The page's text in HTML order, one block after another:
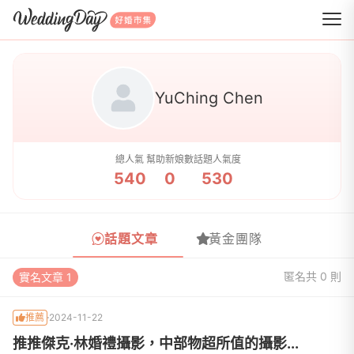
WeddingDay 好婚市集
YuChing Chen
總人氣
540
幫助新娘數
0
話題人氣度
530
話題文章 黃金團隊
實名文章 1 匿名共 0 則
推薦 2024-11-22
推推傑克·林婚禮攝影，中部物超所值的攝影...